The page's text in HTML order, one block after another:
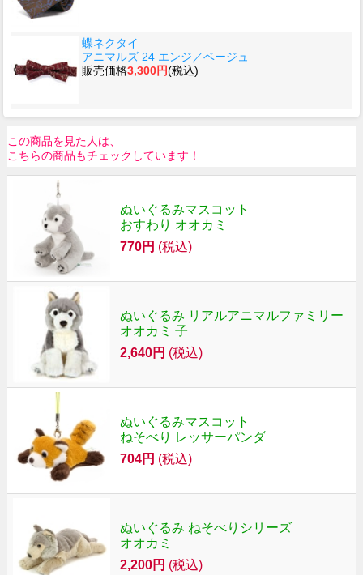
蝶ネクタイ
アニマルズ 24 エンジ／ベージュ
販売価格3,300円(税込)
この商品を見た人は、
こちらの商品もチェックしています！
ぬいぐるみマスコット
おすわり オオカミ
770円 (税込)
ぬいぐるみ リアルアニマルファミリー
オオカミ 子
2,640円 (税込)
ぬいぐるみマスコット
ねそべり レッサーパンダ
704円 (税込)
ぬいぐるみ ねそべりシリーズ
オオカミ
2,200円 (税込)